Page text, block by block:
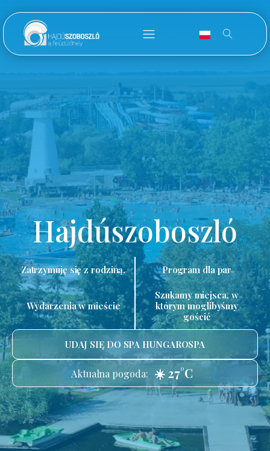
Hajdúszoboszló
Zatrzymuję się z rodziną. Program dla par
Wydarzenia w mieście
Szukamy miejsca, w
którym moglibyśmy
gościć
UDAJ SIĘ DO SPA HUNGAROSPA
Aktualna pogoda: ☀️ 27°C